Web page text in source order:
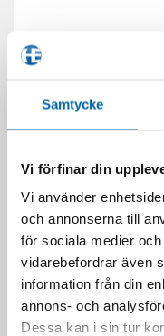
Samtycke
Vi förfinar din
Vi använder
och annonserna till
för sociala medier
vidarebefordrar även
information från din
annons- och
Dessa kan i sin tur
RELATERADE
-70%